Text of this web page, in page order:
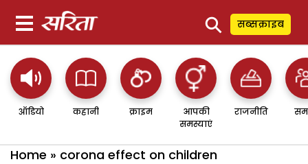
⚲ सब्सक्राइब
ऑडियो कहानी क्राइम
आपकी
समस्याएं
राजनीति
Home » corona effect on children